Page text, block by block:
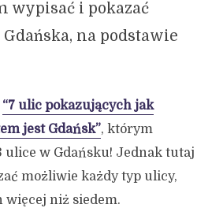
wypisać i pokazać
na podstawie
“7 ulic pokazujących jak
jest Gdańsk”, którym
ulice w Gdańsku! Jednak tutaj
możliwie każdy typ ulicy,
więcej niż siedem.